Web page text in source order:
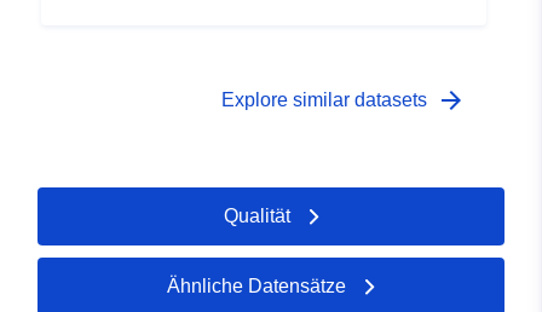
"Luftgütemessstellen_Metadaten.csv" zu finden.
Explore similar datasets arrow_forward
Qualität
Ähnliche Datensätze